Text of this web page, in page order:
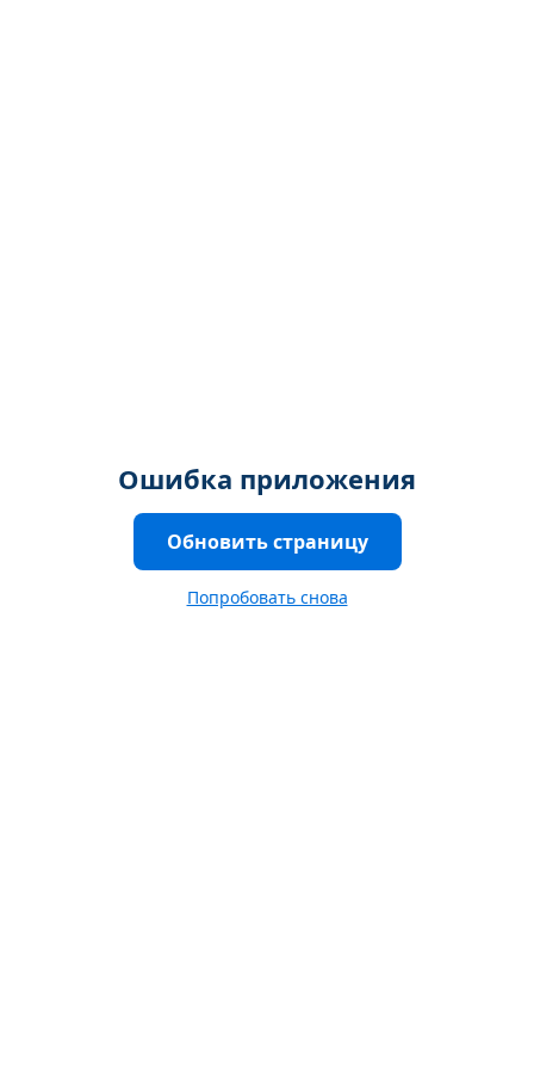
Ошибка приложения
Обновить страницу
Попробовать снова